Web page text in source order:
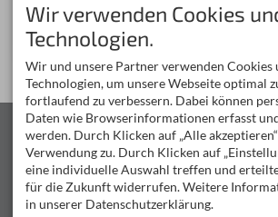
KONTAKT
Ulrike Tauser
Sigismundstraße 4
87561 Oberstdorf
DEUTSCHLAND
Tel.+49 8322 940 750
ALPINSCHULE
OBERSTDORF
Wir führen seit
Alpinschule
bieten unseren
Vielfalt an
Wir verwenden Cookies
Technologien.
Wir und unsere Partner verwenden Cookies
Technologien, um unsere Webseite optimal
fortlaufend zu verbessern. Dabei können
Daten wie Browserinformationen erfasst
werden. Durch Klicken auf „Alle
Verwendung zu. Durch Klicken auf
eine individuelle Auswahl treffen und
für die Zukunft widerrufen. Weitere
in unserer Datenschutzerklärung.